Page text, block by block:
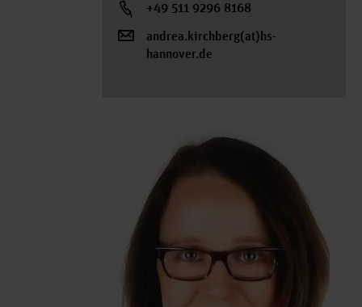
+49 511 9296 8168
andrea.kirchberg(at)hs-
hannover.de